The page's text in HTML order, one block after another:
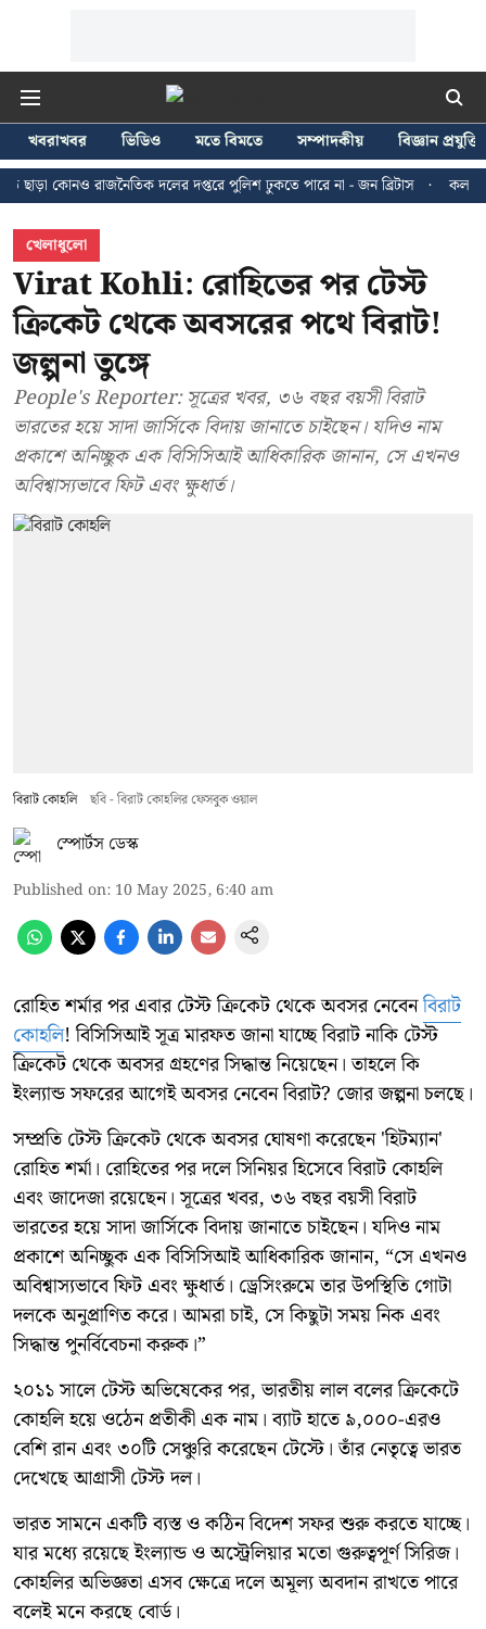
খবরাখবর ভিডিও মতে বিমতে সম্পাদকীয়
বিজ্ঞান প্রযুক্তি
রাজনৈতিক দলের দপ্তরে পুলিশ ঢুকতে পারে না - জন ব্রিটাস
কলকাতায় ২৪
খেলাধুলো
Virat Kohli: রোহিতের পর টেস্ট
ক্রিকেট থেকে অবসরের পথে বিরাট!
জল্পনা তুঙ্গে
People's Reporter: সূত্রের খবর, ৩৬ বছর বয়সী বিরাট
ভারতের হয়ে সাদা জার্সিকে বিদায় জানাতে চাইছেন। যদিও নাম
প্রকাশে অনিচ্ছুক এক বিসিসিআই আধিকারিক জানান, সে এখনও
অবিশ্বাস্যভাবে ফিট এবং ক্ষুধার্ত।
বিরাট কোহলি ছবি - বিরাট কোহলির ফেসবুক ওয়াল
স্পোর্টস ডেস্ক
Published on: 10 May 2025, 6:40 am
রোহিত শর্মার পর এবার টেস্ট ক্রিকেট থেকে অবসর নেবেনবিরাট
কোহলি! বিসিসিআই সূত্র মারফত জানা যাচ্ছে বিরাট নাকি টেস্ট
ক্রিকেট থেকে অবসর গ্রহণের সিদ্ধান্ত নিয়েছেন। তাহলে কি
ইংল্যান্ড সফরের আগেই অবসর নেবেন বিরাট? জোর জল্পনা চলছে।
সম্প্রতি টেস্ট ক্রিকেট থেকে অবসর ঘোষণা করেছেন 'হিটম্যান'
রোহিত শর্মা। রোহিতের পর দলে সিনিয়র হিসেবে বিরাট কোহলি
এবং জাদেজা রয়েছেন। সূত্রের খবর, ৩৬ বছর বয়সী বিরাট
ভারতের হয়ে সাদা জার্সিকে বিদায় জানাতে চাইছেন। যদিও নাম
প্রকাশে অনিচ্ছুক এক বিসিসিআই আধিকারিক জানান, “সে এখনও
অবিশ্বাস্যভাবে ফিট এবং ক্ষুধার্ত। ড্রেসিংরুমে তার উপস্থিতি গোটা
দলকে অনুপ্রাণিত করে। আমরা চাই, সে কিছুটা সময় নিক এবং
সিদ্ধান্ত পুনর্বিবেচনা করুক।”
২০১১ সালে টেস্ট অভিষেকের পর, ভারতীয় লাল বলের ক্রিকেটে
কোহলি হয়ে ওঠেন প্রতীকী এক নাম। ব্যাট হাতে ৯,০০০-এরও
বেশি রান এবং ৩০টি সেঞ্চুরি করেছেন টেস্টে। তাঁর নেতৃত্বে ভারত
দেখেছে আগ্রাসী টেস্ট দল।
ভারত সামনে একটি ব্যস্ত ও কঠিন বিদেশ সফর শুরু করতে যাচ্ছে।
যার মধ্যে রয়েছে ইংল্যান্ড ও অস্ট্রেলিয়ার মতো গুরুত্বপূর্ণ সিরিজ।
কোহলির অভিজ্ঞতা এসব ক্ষেত্রে দলে অমূল্য অবদান রাখতে পারে
বলেই মনে করছে বোর্ড।